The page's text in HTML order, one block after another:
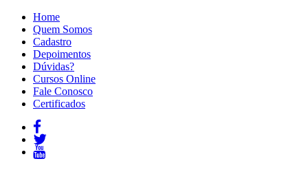
Home
Quem Somos
Cadastro
Depoimentos
Dúvidas?
Cursos Online
Fale Conosco
Certificados